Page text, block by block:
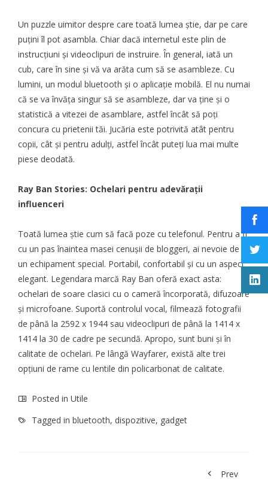
Un puzzle uimitor despre care toată lumea știe, dar pe care
puțini îl pot asambla. Chiar dacă internetul este plin de
instrucțiuni și videoclipuri de instruire. În general, iată un
cub, care în sine și vă va arăta cum să se asambleze. Cu
lumini, un modul bluetooth și o aplicație mobilă. El nu numai
că se va învăța singur să se asambleze, dar va ține și o
statistică a vitezei de asamblare, astfel încât să poți
concura cu prietenii tăi. Jucăria este potrivită atât pentru
copii, cât și pentru adulți, astfel încât puteți lua mai multe
piese deodată.
Ray Ban Stories: Ochelari pentru adevărații
influenceri
Toată lumea știe cum să facă poze cu telefonul. Pentru a fi
cu un pas înaintea masei cenușii de bloggeri, ai nevoie de
un echipament special. Portabil, confortabil și cu un aspect
elegant. Legendara marcă Ray Ban oferă exact asta:
ochelari de soare clasici cu o cameră încorporată, difuzoare
și microfoane. Suportă controlul vocal, filmează fotografii
de până la 2592 x 1944 sau videoclipuri de până la 1414 x
1414 la 30 de cadre pe secundă. Apropo, sunt buni și în
calitate de ochelari. Pe lângă Wayfarer, există alte trei
opțiuni de rame cu lentile din policarbonat de calitate.
Posted in Utile
Tagged in bluetooth, dispozitive, gadget
Prev